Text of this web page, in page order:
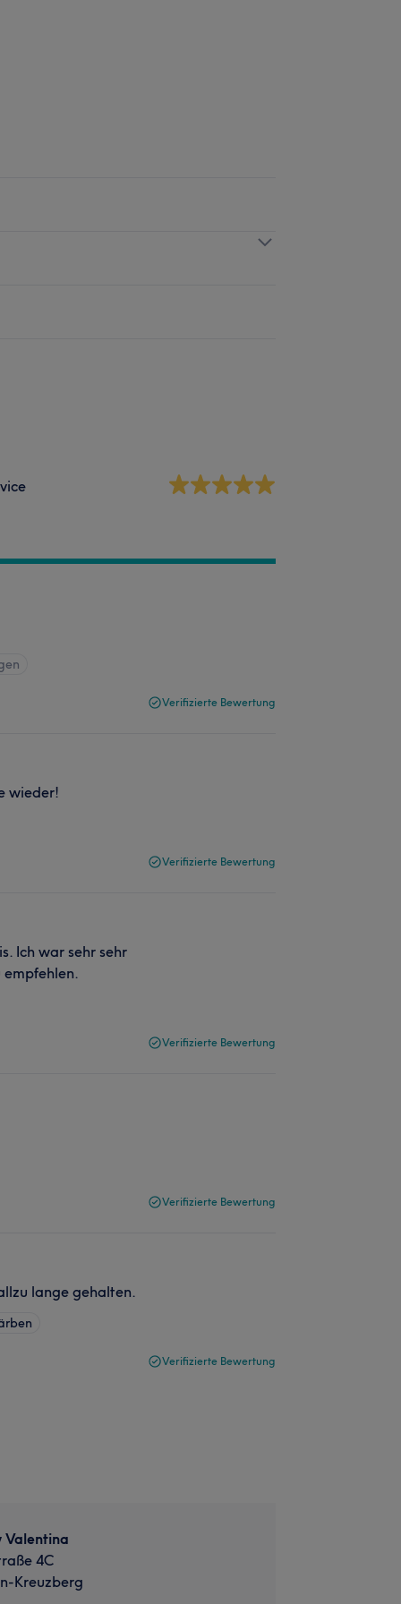
Verifizierte Bewertung
wieder!
Verifizierte Bewertung
Ich war sehr sehr
Verifizierte Bewertung
Verifizierte Bewertung
lange gehalten.
Verifizierte Bewertung
Valentina
4C
Kreuzberg